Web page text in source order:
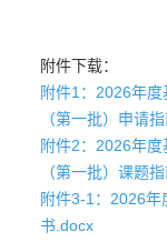
附件下载：
附件1：2026年
（第一批）申请
附件2：2026年
（第一批）课题
附件3-1：2026
书.docx